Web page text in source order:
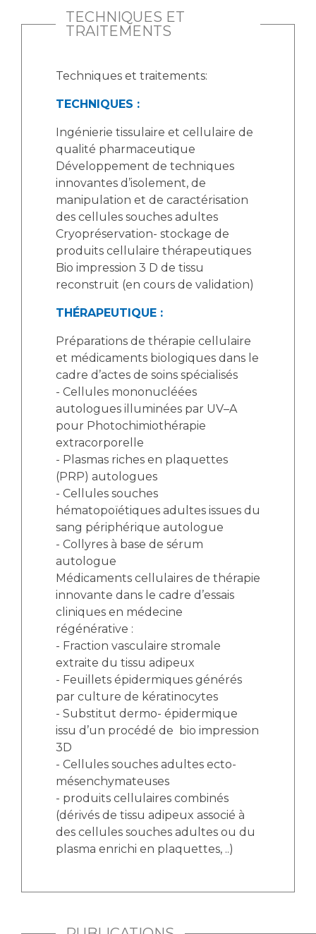
Qualité
Nos indicateurs qualité et de sécurité des soins
Protection des données
Sécurité
Les recherches en santé à l’AP-HM
Lieu de santé sans tabac
Documents utiles
TECHNIQUES ET
TRAITEMENTS
Techniques et traitements:
TECHNIQUES :
Ingénierie tissulaire et cellulaire de
qualité pharmaceutique
Développement de techniques
innovantes d’isolement, de
manipulation et de caractérisation
des cellules souches adultes
Cryopréservation- stockage de
produits cellulaire thérapeutiques
Bio impression 3 D de tissu
reconstruit (en cours de validation)
THÉRAPEUTIQUE :
Préparations de thérapie cellulaire
et médicaments biologiques dans le
cadre d’actes de soins spécialisés
- Cellules mononucléées
autologues illuminées par UV–A
pour Photochimiothérapie
extracorporelle
- Plasmas riches en plaquettes
(PRP) autologues
- Cellules souches
hématopoïétiques adultes issues du
sang périphérique autologue
- Collyres à base de sérum
autologue
Médicaments cellulaires de thérapie
innovante dans le cadre d’essais
cliniques en médecine
régénérative :
- Fraction vasculaire stromale
extraite du tissu adipeux
- Feuillets épidermiques générés
par culture de kératinocytes
- Substitut dermo- épidermique
issu d’un procédé de bio impression
3D
- Cellules souches adultes ecto-
mésenchymateuses
- produits cellulaires combinés
(dérivés de tissu adipeux associé à
des cellules souches adultes ou du
plasma enrichi en plaquettes, ..)